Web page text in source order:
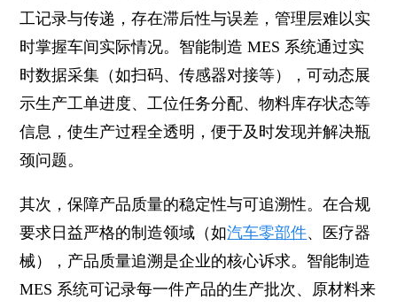
工记录与传递，存在滞后性与误差，管理层难以实
时掌握车间实际情况。智能制造 MES 系统通过实
时数据采集（如扫码、传感器对接等），可动态展
示生产工单进度、工位任务分配、物料库存状态等
信息，使生产过程全透明，便于及时发现并解决瓶
颈问题。
其次，保障产品质量的稳定性与可追溯性。在合规
要求日益严格的制造领域（如汽车零部件、医疗器
械），产品质量追溯是企业的核心诉求。智能制造
MES 系统可记录每一件产品的生产批次、原材料来